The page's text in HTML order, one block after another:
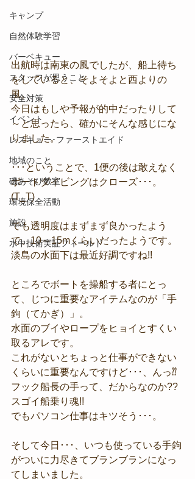
キャンプ
自然体験学習
バーベキュー
スタッフが思うこと
安全対策
イベント
レスキュー･ファーストエイド
地域のこと
磯あそび教室
環境保全活動
施設
水中技術実証フィールド
出航時は南東の風でしたが、船上待ち
をしていると、そよそよと西よりの
風。
今日はもしや予報が的中だったりして
～と思ったら、確かにそんな感じにな
りました。
･･･ということで、1便の後は敢えなく
ボートダイビングはクローズ･･･。
(T_T)
でも透明度はまずまず良かったよう
で、10～15mくらいだったようです。
淡島の水面下は最近好調ですね!!
ところでボートを操船する者にとっ
て、じつに重要なアイテムなのが「手
鉤（てかぎ）」。
水面のブイやロープをヒョイとすくい
取るアレです。
これがないとちょっと仕事ができない
くらいに重要なんですけど･･･、んっ⁇
フック船長の手って、だからなのか??
スゴイ船乗り魂!!
でもパソコン仕事はキツそう･･･。
そして今日･･･、いつも使っている手鉤
がついに力尽きてブランブランになっ
てしまいました。